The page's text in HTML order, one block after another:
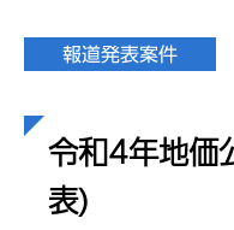
令和4年地価
表)